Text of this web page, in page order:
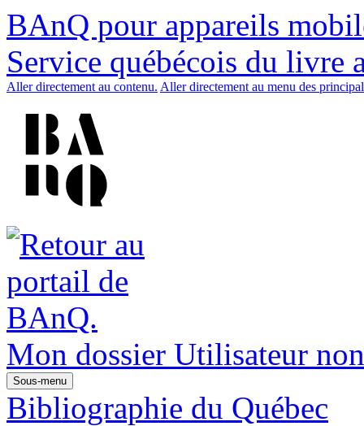
BAnQ pour appareils
Service québécois du livre
Aller directement au contenu. Aller directement au menu des
Mon dossier Utilisateur
Sous-menu
Bibliographie du Québec